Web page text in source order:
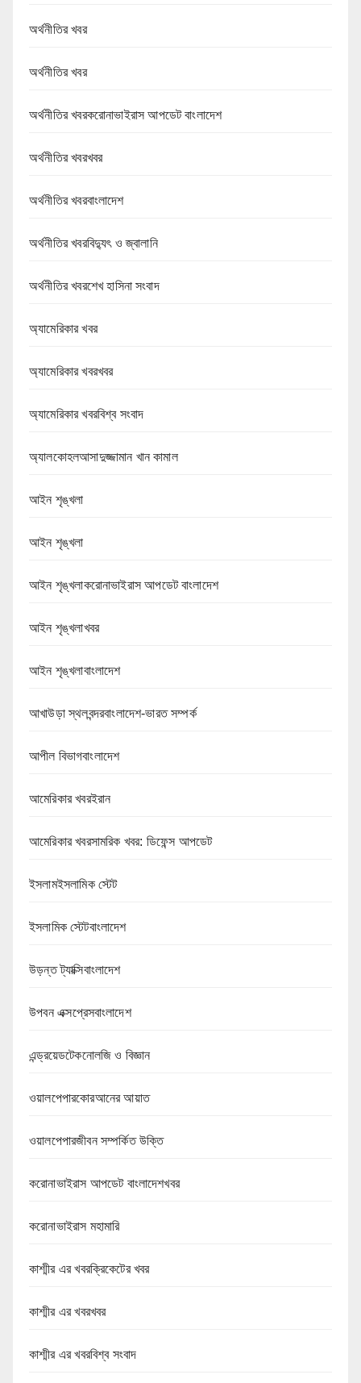
অর্থনীতির খবর
অর্থনীতির খবর
অর্থনীতির খবরকরোনাভাইরাস আপডেট বাংলাদেশ
অর্থনীতির খবরখবর
অর্থনীতির খবরবাংলাদেশ
অর্থনীতির খবরবিদ্যুৎ ও জ্বালানি
অর্থনীতির খবরশেখ হাসিনা সংবাদ
অ্যামেরিকার খবর
অ্যামেরিকার খবরখবর
অ্যামেরিকার খবরবিশ্ব সংবাদ
অ্যালকোহলআসাদুজ্জামান খান কামাল
আইন শৃঙ্খলা
আইন শৃঙ্খলা
আইন শৃঙ্খলাকরোনাভাইরাস আপডেট বাংলাদেশ
আইন শৃঙ্খলাখবর
আইন শৃঙ্খলাবাংলাদেশ
আখাউড়া স্থলবন্দরবাংলাদেশ-ভারত সম্পর্ক
আপীল বিভাগবাংলাদেশ
আমেরিকার খবরইরান
আমেরিকার খবরসামরিক খবর: ডিফেন্স আপডেট
ইসলামইসলামিক স্টেট
ইসলামিক স্টেটবাংলাদেশ
উড়ন্ত ট্যাক্সিবাংলাদেশ
উপবন এক্সপ্রেসবাংলাদেশ
এন্ড্রয়েডটেকনোলজি ও বিজ্ঞান
ওয়ালপেপারকোরআনের আয়াত
ওয়ালপেপারজীবন সম্পর্কিত উক্তি
করোনাভাইরাস আপডেট বাংলাদেশখবর
করোনাভাইরাস মহামারি
কাশ্মীর এর খবরক্রিকেটের খবর
কাশ্মীর এর খবরখবর
কাশ্মীর এর খবরবিশ্ব সংবাদ